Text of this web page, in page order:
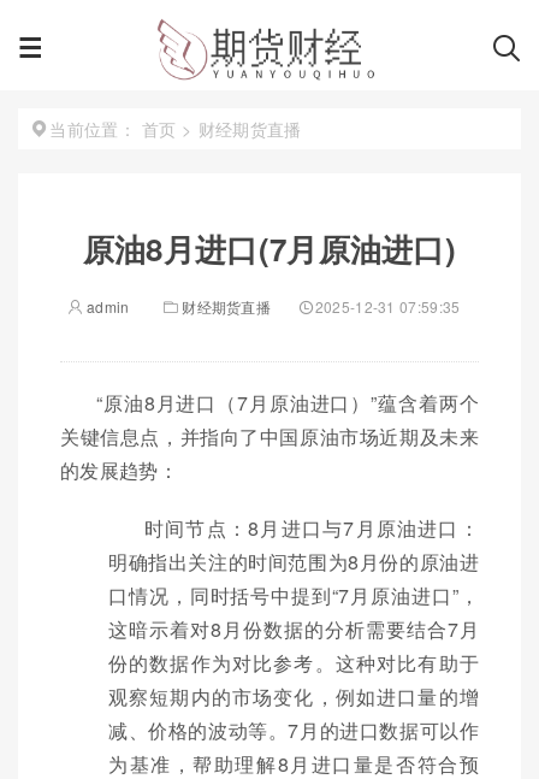
当前位置： 首页 > 财经期货直播
原油8月进口(7月原油进口)
admin 财经期货直播 2025-12-31 07:59:35
“原油8月进口（7月原油进口）”蕴含着两个
关键信息点，并指向了中国原油市场近期及未来
的发展趋势：
时间节点：8月进口与7月原油进口：
明确指出关注的时间范围为8月份的原油进
口情况，同时括号中提到“7月原油进口”，
这暗示着对8月份数据的分析需要结合7月
份的数据作为对比参考。这种对比有助于
观察短期内的市场变化，例如进口量的增
减、价格的波动等。7月的进口数据可以作
为基准，帮助理解8月进口量是否符合预